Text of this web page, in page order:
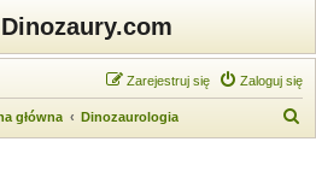
Zaloguj się
Zarejestruj się
główna Dinozaurologia